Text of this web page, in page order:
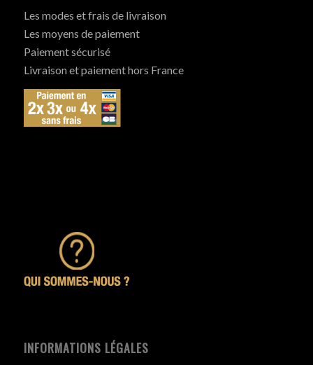
Les modes et frais de livraison
Les moyens de paiement
Paiement sécurisé
Livraison et paiement hors France
INFORMATIONS LÉGALES